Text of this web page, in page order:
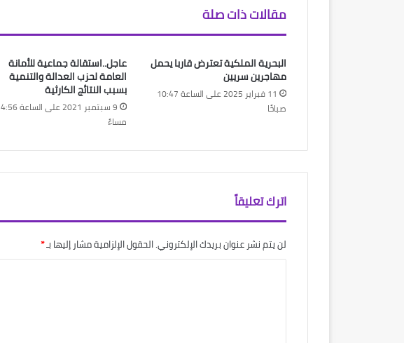
مقالات ذات صلة
البحرية الملكية تعترض قاربا يحمل
مهاجرين سريين
11 فبراير 2025 على الساعة 10:47
صباحًا
عاجل..استقالة جماعية للأمانة
العامة لحزب العدالة والتنمية
بسبب النتائج الكارثية
9 سبتمبر 2021 على الساعة 4:56
مساءً
اترك تعليقاً
لن يتم نشر عنوان بريدك الإلكتروني.الحقول الإلزامية مشار إليها بـ*